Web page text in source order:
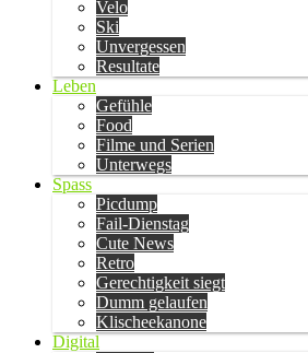
Velo
Ski
Unvergessen
Resultate
Leben
Gefühle
Food
Filme und Serien
Unterwegs
Spass
Picdump
Fail-Dienstag
Cute News
Retro
Gerechtigkeit siegt
Dumm gelaufen
Klischeekanone
Digital